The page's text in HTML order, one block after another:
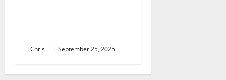
Chris September 25, 2025